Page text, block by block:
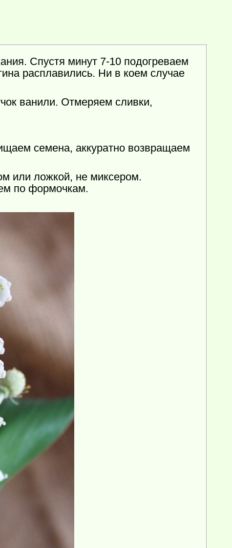
Спустя минут 7-10 подогреваем
расплавились. Ни в коем случае
ванили. Отмеряем сливки,
семена, аккуратно возвращаем
или ложкой, не миксером.
по формочкам.